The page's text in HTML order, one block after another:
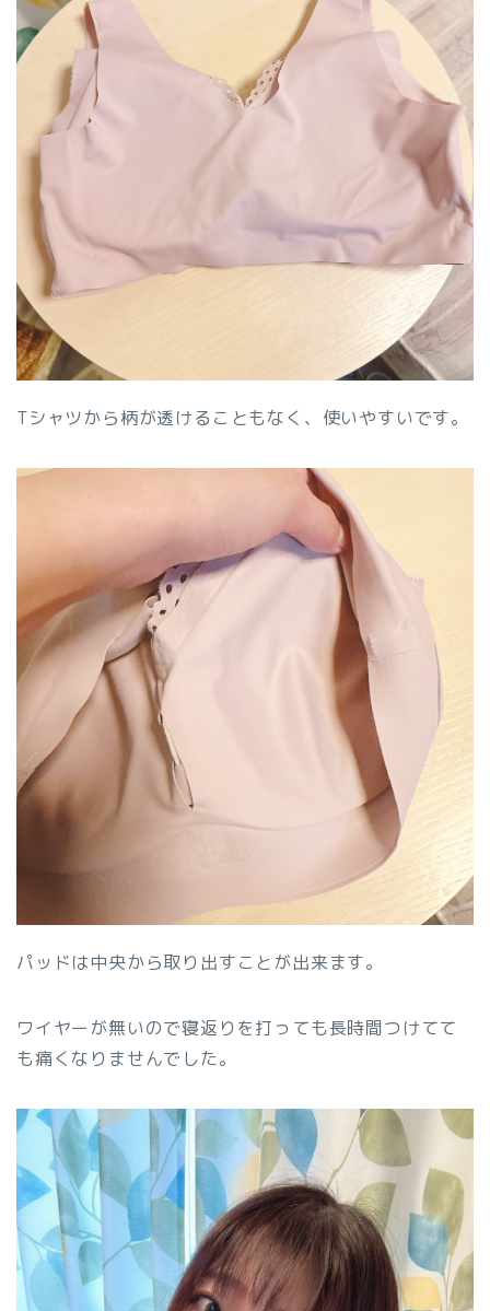
Tシャツから柄が透けることもなく、使いやすいです。
パッドは中央から取り出すことが出来ます。
ワイヤーが無いので寝返りを打っても長時間つけてて
も痛くなりませんでした。